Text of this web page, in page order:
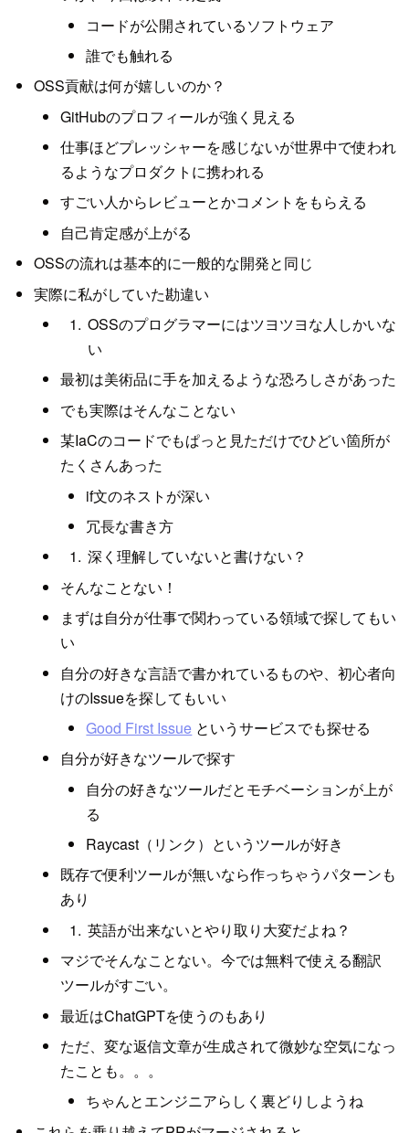
コードが公開されているソフトウェア
誰でも触れる
OSS貢献は何が嬉しいのか？
GitHubのプロフィールが強く見える
仕事ほどプレッシャーを感じないが世界中で使われ
るようなプロダクトに携われる
すごい人からレビューとかコメントをもらえる
自己肯定感が上がる
OSSの流れは基本的に一般的な開発と同じ
実際に私がしていた勘違い
OSSのプログラマーにはツヨツヨな人しかいな
い
最初は美術品に手を加えるような恐ろしさがあった
でも実際はそんなことない
某IaCのコードでもぱっと見ただけでひどい箇所が
たくさんあった
if文のネストが深い
冗長な書き方
深く理解していないと書けない？
そんなことない！
まずは自分が仕事で関わっている領域で探してもい
い
自分の好きな言語で書かれているものや、初心者向
けのIssueを探してもいい
Good First Issue というサービスでも探せる
自分が好きなツールで探す
自分の好きなツールだとモチベーションが上が
る
Raycast（リンク）というツールが好き
既存で便利ツールが無いなら作っちゃうパターンも
あり
英語が出来ないとやり取り大変だよね？
マジでそんなことない。今では無料で使える翻訳
ツールがすごい。
最近はChatGPTを使うのもあり
ただ、変な返信文章が生成されて微妙な空気になっ
たことも。。。
ちゃんとエンジニアらしく裏どりしようね